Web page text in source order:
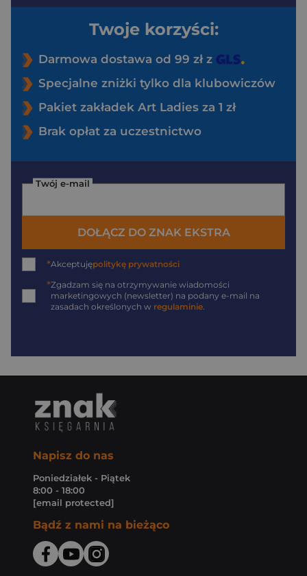
Twoje korzyści:
Darmowa dostawa od 99 zł z
Specjalne zniżki tylko dla klubowiczów
Pakiet zakładek Art Ladies za 1 zł
Brak opłat za uczestnictwo
Twój e-mail
DOŁĄCZ DO ZNAK EKSTRA
*Akceptujępolitykę prywatności
*Zgadzam się na otrzymywanie wiadomości
marketingowych (newsletter) na podany e-mail na
zasadach określonych w regulaminie
Napisz do nas
Poniedziałek - Piątek
8:00 - 18:00
[email protected]
Bądź z nami na bieżąco